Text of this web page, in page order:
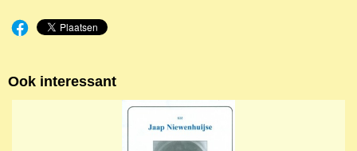
Ook interessant